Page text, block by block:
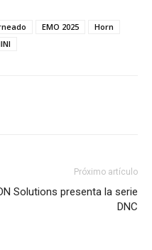
EMO 2025
Horn
Próximo artículo
Solutions presenta la serie
DNC